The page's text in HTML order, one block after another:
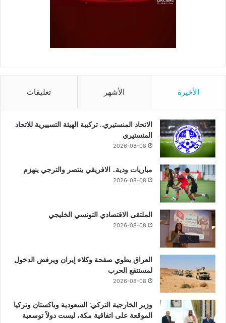
الأخيرة الأشهر تعليقات
الاتحاد المنستيري.. تركيبة الهيئة التسييرية للاتحاد
المنستيري
2026-08-08
مباريات ودية.. الافريقي ينتصر والترجي ينهزم
2026-08-08
الملتقى الاقتصادي التونسي الخليجي
2026-08-08
العراق يطوي صفحة وكلاء إيران ويرفض الدخول
لمستنقع الحرب
2026-08-08
وزير الخارجية التركي: السعودية وباكستان وتركيا
الموقعة على اتفاقية مكة، ليست دولاً توسعية